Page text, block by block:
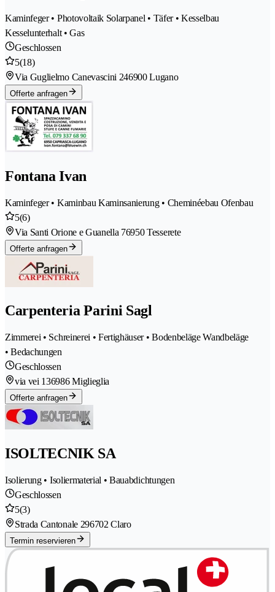
Kaminfeger • Photovoltaik Solarpanel • Täfer • Kesselbau
Kesselunterhalt • Gas
Geschlossen
5(18)
Via Guglielmo Canevascini 246900 Lugano
Offerte anfragen
Fontana Ivan
Kaminfeger • Kaminbau Kaminsanierung • Cheminéebau Ofenbau
5(6)
Via Santi Orione e Guanella 76950 Tesserete
Offerte anfragen
Carpenteria Parini Sagl
Zimmerei • Schreinerei • Fertighäuser • Bodenbeläge Wandbeläge
• Bedachungen
Geschlossen
via vei 136986 Miglieglia
Offerte anfragen
ISOLTECNIK SA
Isolierung • Isoliermaterial • Bauabdichtungen
Geschlossen
5(3)
Strada Cantonale 296702 Claro
Termin reservieren